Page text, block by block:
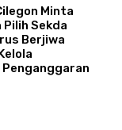
Minta
Pilih Sekda
Berjiwa